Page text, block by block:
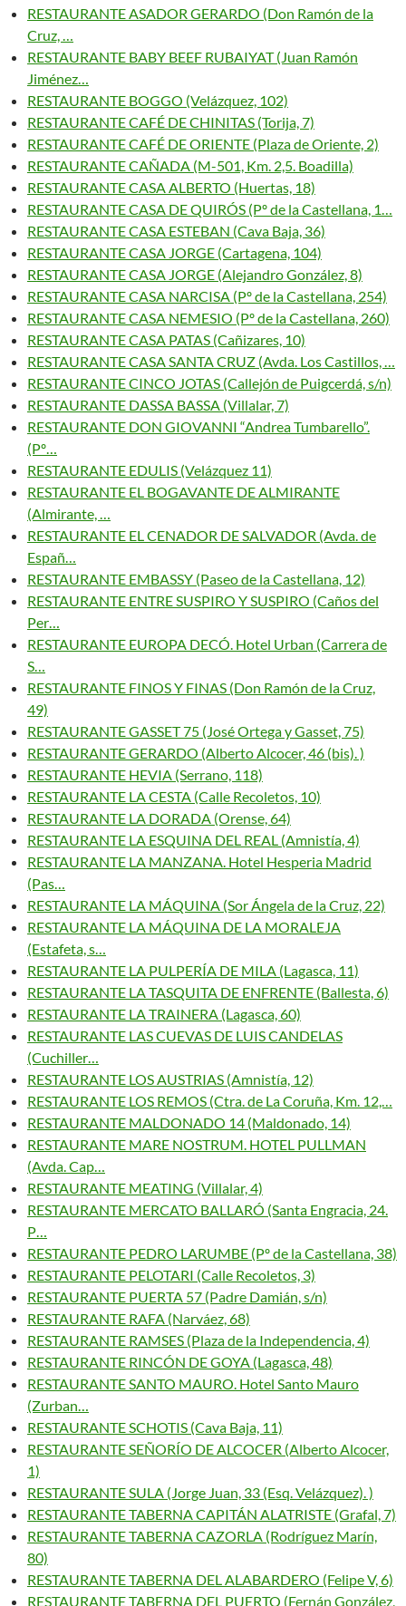
RESTAURANTE ASADOR GERARDO (Don Ramón de la
Cruz, …
RESTAURANTE BABY BEEF RUBAIYAT (Juan Ramón
Jiménez…
RESTAURANTE BOGGO (Velázquez, 102)
RESTAURANTE CAFÉ DE CHINITAS (Torija, 7)
RESTAURANTE CAFÉ DE ORIENTE (Plaza de Oriente, 2)
RESTAURANTE CAÑADA (M-501, Km. 2,5. Boadilla)
RESTAURANTE CASA ALBERTO (Huertas, 18)
RESTAURANTE CASA DE QUIRÓS (Pº de la Castellana, 1…
RESTAURANTE CASA ESTEBAN (Cava Baja, 36)
RESTAURANTE CASA JORGE (Cartagena, 104)
RESTAURANTE CASA JORGE (Alejandro González, 8)
RESTAURANTE CASA NARCISA (Pº de la Castellana, 254)
RESTAURANTE CASA NEMESIO (Pº de la Castellana, 260)
RESTAURANTE CASA PATAS (Cañizares, 10)
RESTAURANTE CASA SANTA CRUZ (Avda. Los Castillos, …
RESTAURANTE CINCO JOTAS (Callejón de Puigcerdá, s/n)
RESTAURANTE DASSA BASSA (Villalar, 7)
RESTAURANTE DON GIOVANNI “Andrea Tumbarello”.
(Pº…
RESTAURANTE EDULIS (Velázquez 11)
RESTAURANTE EL BOGAVANTE DE ALMIRANTE
(Almirante, …
RESTAURANTE EL CENADOR DE SALVADOR (Avda. de
Españ…
RESTAURANTE EMBASSY (Paseo de la Castellana, 12)
RESTAURANTE ENTRE SUSPIRO Y SUSPIRO (Caños del
Per…
RESTAURANTE EUROPA DECÓ. Hotel Urban (Carrera de
S…
RESTAURANTE FINOS Y FINAS (Don Ramón de la Cruz,
49)
RESTAURANTE GASSET 75 (José Ortega y Gasset, 75)
RESTAURANTE GERARDO (Alberto Alcocer, 46 (bis). )
RESTAURANTE HEVIA (Serrano, 118)
RESTAURANTE LA CESTA (Calle Recoletos, 10)
RESTAURANTE LA DORADA (Orense, 64)
RESTAURANTE LA ESQUINA DEL REAL (Amnistía, 4)
RESTAURANTE LA MANZANA. Hotel Hesperia Madrid
(Pas…
RESTAURANTE LA MÁQUINA (Sor Ángela de la Cruz, 22)
RESTAURANTE LA MÁQUINA DE LA MORALEJA
(Estafeta, s…
RESTAURANTE LA PULPERÍA DE MILA (Lagasca, 11)
RESTAURANTE LA TASQUITA DE ENFRENTE (Ballesta, 6)
RESTAURANTE LA TRAINERA (Lagasca, 60)
RESTAURANTE LAS CUEVAS DE LUIS CANDELAS
(Cuchiller…
RESTAURANTE LOS AUSTRIAS (Amnistía, 12)
RESTAURANTE LOS REMOS (Ctra. de La Coruña, Km. 12,…
RESTAURANTE MALDONADO 14 (Maldonado, 14)
RESTAURANTE MARE NOSTRUM. HOTEL PULLMAN
(Avda. Cap…
RESTAURANTE MEATING (Villalar, 4)
RESTAURANTE MERCATO BALLARÓ (Santa Engracia, 24.
P…
RESTAURANTE PEDRO LARUMBE (Pº de la Castellana, 38)
RESTAURANTE PELOTARI (Calle Recoletos, 3)
RESTAURANTE PUERTA 57 (Padre Damián, s/n)
RESTAURANTE RAFA (Narváez, 68)
RESTAURANTE RAMSES (Plaza de la Independencia, 4)
RESTAURANTE RINCÓN DE GOYA (Lagasca, 48)
RESTAURANTE SANTO MAURO. Hotel Santo Mauro
(Zurban…
RESTAURANTE SCHOTIS (Cava Baja, 11)
RESTAURANTE SEÑORÍO DE ALCOCER (Alberto Alcocer,
1)
RESTAURANTE SULA (Jorge Juan, 33 (Esq. Velázquez). )
RESTAURANTE TABERNA CAPITÁN ALATRISTE (Grafal, 7)
RESTAURANTE TABERNA CAZORLA (Rodríguez Marín,
80)
RESTAURANTE TABERNA DEL ALABARDERO (Felipe V, 6)
RESTAURANTE TABERNA DEL PUERTO (Fernán González,